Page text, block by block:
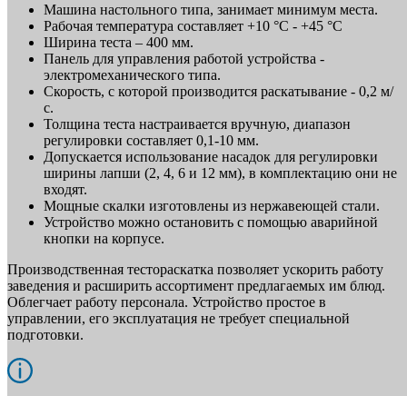
Машина настольного типа, занимает минимум места.
Рабочая температура составляет +10 °C - +45 °C
Ширина теста – 400 мм.
Панель для управления работой устройства -
электромеханического типа.
Скорость, с которой производится раскатывание - 0,2 м/
с.
Толщина теста настраивается вручную, диапазон
регулировки составляет 0,1-10 мм.
Допускается использование насадок для регулировки
ширины лапши (2, 4, 6 и 12 мм), в комплектацию они не
входят.
Мощные скалки изготовлены из нержавеющей стали.
Устройство можно остановить с помощью аварийной
кнопки на корпусе.
Производственная тестораскатка позволяет ускорить работу
заведения и расширить ассортимент предлагаемых им блюд.
Облегчает работу персонала. Устройство простое в
управлении, его эксплуатация не требует специальной
подготовки.